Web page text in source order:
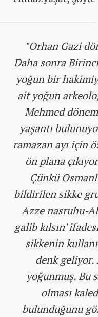
"Orhan Gazi
Daha sonra
yoğun bir
ait yoğun
Mehmed
yaşantı
ramazan ayı için
ön plana
Çünkü
bildirilen sikke
Azze nasruhu-
galib kılsın'
sikkenin
denk geliyor.
yoğunmuş. Bu
olması
bulunduğunu